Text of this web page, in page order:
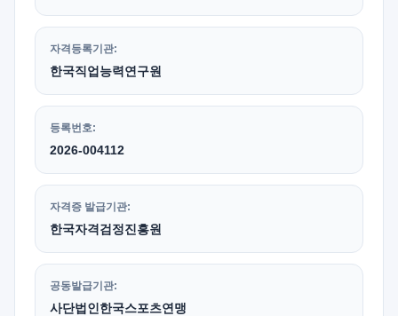
자격등록기관:
한국직업능력연구원
등록번호:
2026-004112
자격증 발급기관:
한국자격검정진흥원
공동발급기관:
사단법인한국스포츠연맹